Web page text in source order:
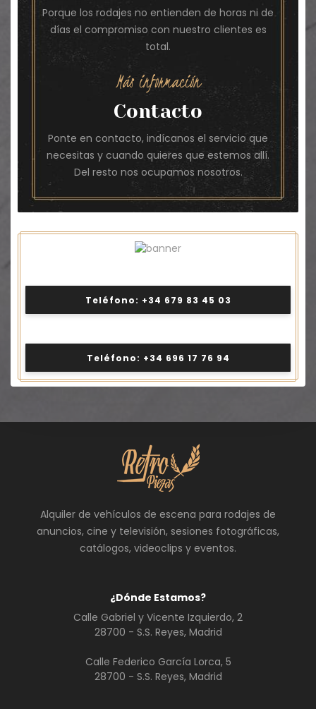
Porque los rodajes no entienden de horas ni de
días el compromiso con nuestro clientes es
total.
Más información
Contacto
Ponte en contacto, indícanos el servicio que
necesitas y cuando quieres que estemos allí.
Del resto nos ocupamos nosotros.
Teléfono: +34 679 83 45 03
Teléfono: +34 696 17 76 94
¿Dónde Estamos?
Calle Gabriel y Vicente Izquierdo, 2
28700 - S.S. Reyes, Madrid
Calle Federico García Lorca, 5
28700 - S.S. Reyes, Madrid
Alquiler de vehículos de escena para rodajes de
anuncios, cine y televisión, sesiones fotográficas,
catálogos, videoclips y eventos.